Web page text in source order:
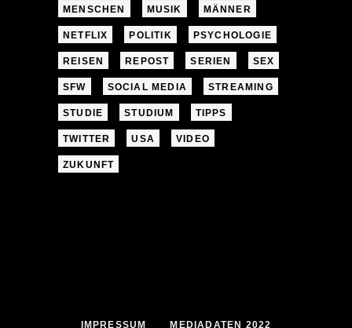
MENSCHEN MUSIK MÄNNER
NETFLIX POLITIK PSYCHOLOGIE
REISEN REPOST SERIEN SEX
SFW SOCIAL MEDIA STREAMING
STUDIE STUDIUM TIPPS
TWITTER USA VIDEO
ZUKUNFT
IMPRESSUM MEDIADATEN 2022